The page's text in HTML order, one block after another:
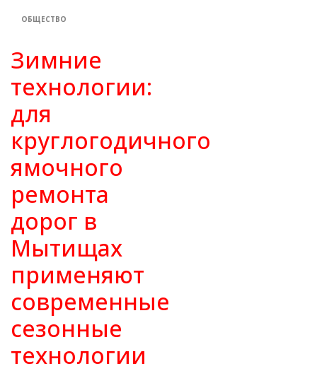
ОБЩЕСТВО
Зимние
технологии:
для
круглогодичного
ямочного
ремонта
дорог в
Мытищах
применяют
современные
сезонные
технологии